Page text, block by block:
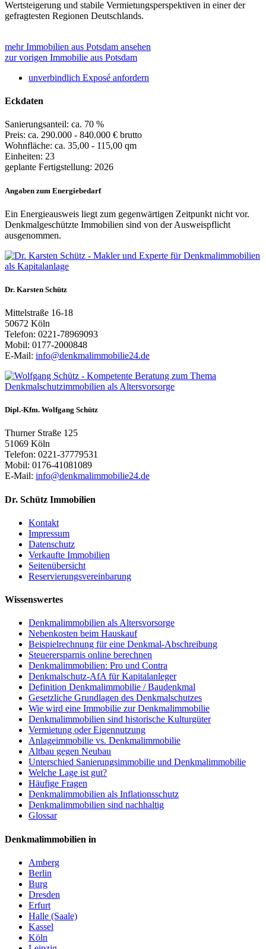
Wertsteigerung und stabile Vermietungsperspektiven in einer der
gefragtesten Regionen Deutschlands.
mehr Immobilien aus Potsdam ansehen
zur vorigen Immobilie aus Potsdam
unverbindlich Exposé anfordern
Eckdaten
Sanierungsanteil: ca. 70 %
Preis: ca. 290.000 - 840.000 € brutto
Wohnfläche: ca. 35,00 - 115,00 qm
Einheiten: 23
geplante Fertigstellung: 2026
Angaben zum Energiebedarf
Ein Energieausweis liegt zum gegenwärtigen Zeitpunkt nicht vor.
Denkmalgeschützte Immobilien sind von der Ausweispflicht
ausgenommen.
Dr. Karsten Schütz
Mittelstraße 16-18
50672 Köln
Telefon: 0221-78969093
Mobil: 0177-2000848
E-Mail: info@denkmalimmobilie24.de
Dipl.-Kfm. Wolfgang Schütz
Thurner Straße 125
51069 Köln
Telefon: 0221-37779531
Mobil: 0176-41081089
E-Mail: info@denkmalimmobilie24.de
Dr. Schütz Immobilien
Kontakt
Impressum
Datenschutz
Verkaufte Immobilien
Seitenübersicht
Reservierungsvereinbarung
Wissenswertes
Denkmalimmobilien als Altersvorsorge
Nebenkosten beim Hauskauf
Beispielrechnung für eine Denkmal-Abschreibung
Steuerersparnis online berechnen
Denkmalimmobilien: Pro und Contra
Denkmalschutz-AfA für Kapitalanleger
Definition Denkmalimmobilie / Baudenkmal
Gesetzliche Grundlagen des Denkmalschutzes
Wie wird eine Immobilie zur Denkmalimmobilie
Denkmalimmobilien sind historische Kulturgüter
Vermietung oder Eigennutzung
Anlageimmobilie vs. Denkmalimmobilie
Altbau gegen Neubau
Unterschied Sanierungsimmobilie und Denkmalimmobilie
Welche Lage ist gut?
Häufige Fragen
Denkmalimmobilien als Inflationsschutz
Denkmalimmobilien sind nachhaltig
Glossar
Denkmalimmobilien in
Amberg
Berlin
Burg
Dresden
Erfurt
Halle (Saale)
Kassel
Köln